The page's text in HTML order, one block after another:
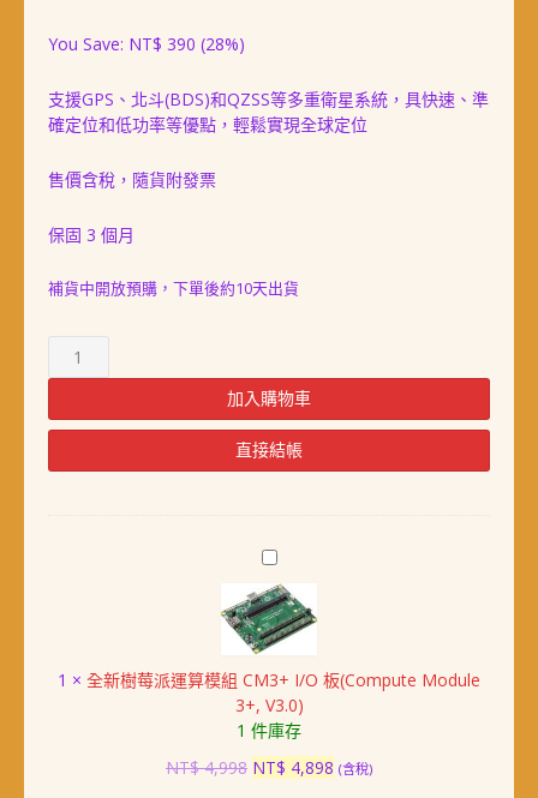
價
格：
格：
You Save: NT$ 390 (28%)
支援GPS、北斗(BDS)和QZSS等多重衛星系統，具快速、準
確定位和低功率等優點，輕鬆實現全球定位
售價含稅，隨貨附發票
保固 3 個月
補貨中開放預購，下單後約10天出貨
全
衛
充
加入購物車
直接結帳
全
新
樹
莓
派
運
算
模
組
CM3+
1 × 全新樹莓派運算模組 CM3+ I/O 板(Compute Module
3+, V3.0)
1 件庫存
NT$4,998 原
NT$ 4,898 目
(含稅)